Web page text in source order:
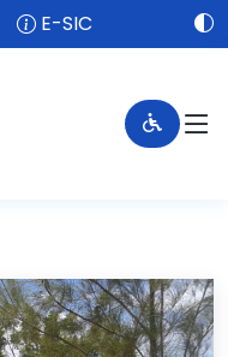
E-SIC